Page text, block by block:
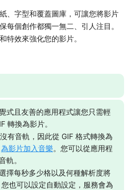
、字型和覆蓋圖庫，可讓您將影片
每個創作都獨一無二、引人注目。
特效來強化您的影片。
式且友善的應用程式讓您只需輕
轉換為影片。
有音軌，因此從 GIF 格式轉換為
為影片加入音樂。您可以從應用程
軌。
擇每秒多少格以及何種解析度將
也可以設定自動設定，服務會為